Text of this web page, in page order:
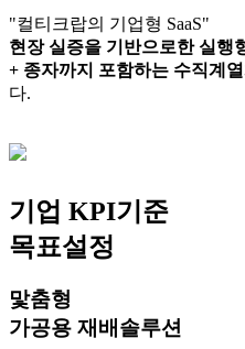
"컬티크랍의 기업형 SaaS"
현장 실증을 기반으로한 실행
+ 종자까지 포함하는 수직계
다.
기업 KPI기준
목표설정
맟춤형
가공용 재배솔루션